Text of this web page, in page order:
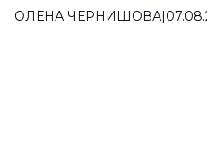
ОЛЕНА ЧЕРНИШОВА|